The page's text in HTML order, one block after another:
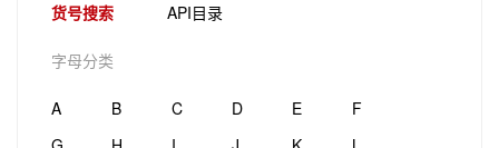
货号搜索 API目录
字母分类
A B C D E
F